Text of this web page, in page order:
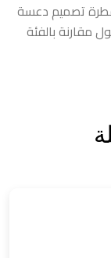
تصميم دعسة
مقارنة بالفئة